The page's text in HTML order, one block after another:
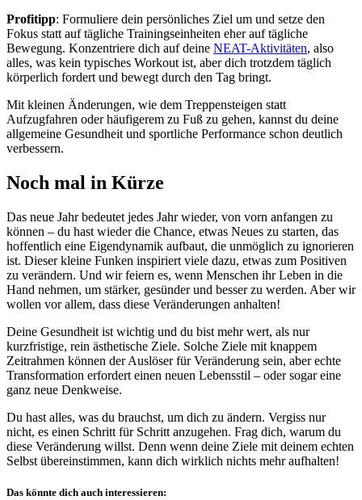
Profitipp: Formuliere dein persönliches Ziel um und setze den
Fokus statt auf tägliche Trainingseinheiten eher auf tägliche
Bewegung. Konzentriere dich auf deine NEAT-Aktivitäten, also
alles, was kein typisches Workout ist, aber dich trotzdem täglich
körperlich fordert und bewegt durch den Tag bringt.
Mit kleinen Änderungen, wie dem Treppensteigen statt
Aufzugfahren oder häufigerem zu Fuß zu gehen, kannst du deine
allgemeine Gesundheit und sportliche Performance schon deutlich
verbessern.
Noch mal in Kürze
Das neue Jahr bedeutet jedes Jahr wieder, von vorn anfangen zu
können – du hast wieder die Chance, etwas Neues zu starten, das
hoffentlich eine Eigendynamik aufbaut, die unmöglich zu ignorieren
ist. Dieser kleine Funken inspiriert viele dazu, etwas zum Positiven
zu verändern. Und wir feiern es, wenn Menschen ihr Leben in die
Hand nehmen, um stärker, gesünder und besser zu werden. Aber wir
wollen vor allem, dass diese Veränderungen anhalten!
Deine Gesundheit ist wichtig und du bist mehr wert, als nur
kurzfristige, rein ästhetische Ziele. Solche Ziele mit knappem
Zeitrahmen können der Auslöser für Veränderung sein, aber echte
Transformation erfordert einen neuen Lebensstil – oder sogar eine
ganz neue Denkweise.
Du hast alles, was du brauchst, um dich zu ändern. Vergiss nur
nicht, es einen Schritt für Schritt anzugehen. Frag dich, warum du
diese Veränderung willst. Denn wenn deine Ziele mit deinem echten
Selbst übereinstimmen, kann dich wirklich nichts mehr aufhalten!
Das könnte dich auch interessieren: